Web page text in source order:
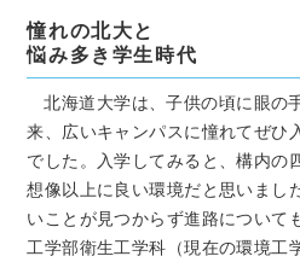
憧れの北大と
悩み多き学生時代
北海道大学は、子供の頃に眼の
来、広いキャンパスに憧れてぜひ
でした。入学してみると、構内の
想像以上に良い環境だと思いまし
いことが見つからず進路について
工学部衛生工学科（現在の環境工